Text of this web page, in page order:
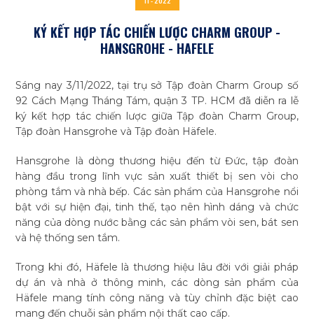
KÝ KẾT HỢP TÁC CHIẾN LƯỢC CHARM GROUP -
HANSGROHE - HAFELE
Sáng nay 3/11/2022, tại trụ sở Tập đoàn Charm Group số
92 Cách Mạng Tháng Tám, quận 3 TP. HCM đã diễn ra lễ
ký kết hợp tác chiến lược giữa Tập đoàn Charm Group,
Tập đoàn Hansgrohe và Tập đoàn Häfele.
Hansgrohe là dòng thương hiệu đến từ Đức, tập đoàn
hàng đầu trong lĩnh vực sản xuất thiết bị sen vòi cho
phòng tắm và nhà bếp. Các sản phẩm của Hansgrohe nổi
bật với sự hiện đại, tinh thế, tạo nên hình dáng và chức
năng của dòng nước bằng các sản phẩm vòi sen, bát sen
và hệ thống sen tắm.
Trong khi đó, Häfele là thương hiệu lâu đời với giải pháp
dự án và nhà ở thông minh, các dòng sản phẩm của
Häfele mang tính công năng và tùy chỉnh đặc biệt cao
mang đến chuỗi sản phẩm nội thất cao cấp.